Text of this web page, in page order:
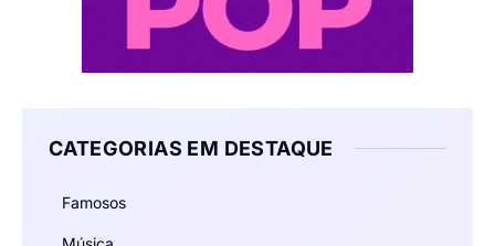
CATEGORIAS EM DESTAQUE
Famosos